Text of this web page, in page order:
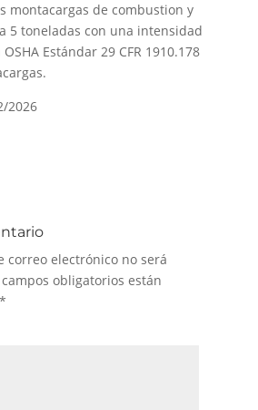
montacargas de combustion y
5 toneladas con una intensidad
Estándar 29 CFR 1910.178
2026
correo electrónico no será
campos obligatorios están
*